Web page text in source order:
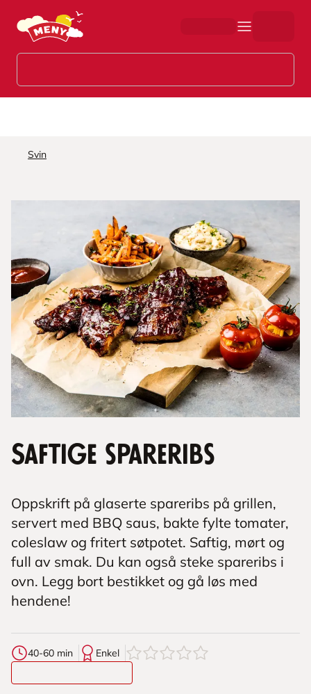
Hopp til hovedinnhold
Svin
Saftige spareribs
Oppskrift på glaserte spareribs på grillen,
servert med BBQ saus, bakte fylte tomater,
coleslaw og fritert søtpotet. Saftig, mørt og
full av smak. Du kan også steke spareribs i
ovn. Legg bort bestikket og gå løs med
hendene!
40-60 min Enkel 0av5stjerner